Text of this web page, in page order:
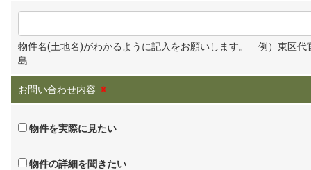
物件名(土地名)がわかるように記入をお願いします。 例）東区代
島
お問い合わせ内容 ※
物件を実際に見たい
物件の詳細を聞きたい